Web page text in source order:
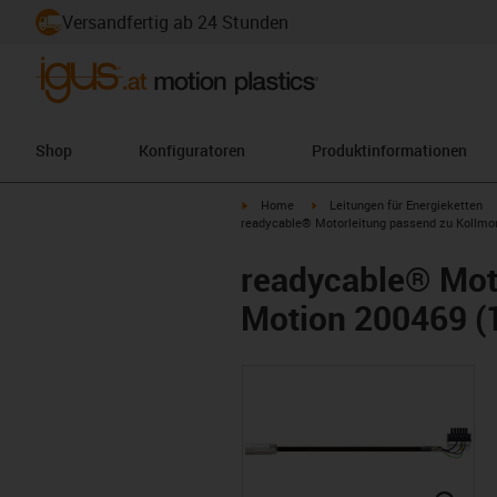
Versandfertig ab 24 Stunden
Shop Konfiguratoren Produktinformationen
igus-icon-arrow-right
Home igus-icon-arrow-right
Leitungen für Energieketten
readycable® Motorleitung passend zu
readycable®
Motion 200469